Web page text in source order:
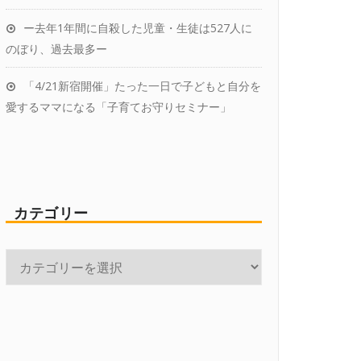
ー去年1年間に自殺した児童・生徒は527人に
のぼり、過去最多ー
「4/21新宿開催」たった一日で子どもと自分を
愛するママになる「子育てお守りセミナー」
カテゴリー